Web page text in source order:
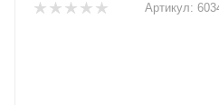
Артикул: